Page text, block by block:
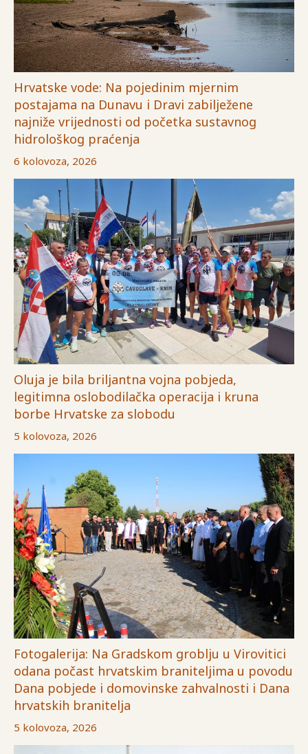
Hrvatske vode: Na pojedinim mjernim
postajama na Dunavu i Dravi zabilježene
najniže vrijednosti od početka sustavnog
hidrološkog praćenja
6 kolovoza, 2026
Oluja je bila briljantna vojna pobjeda,
legitimna oslobodilačka operacija i kruna
borbe Hrvatske za slobodu
5 kolovoza, 2026
Fotogalerija: Na Gradskom groblju u Virovitici
odana počast hrvatskim braniteljima u povodu
Dana pobjede i domovinske zahvalnosti i Dana
hrvatskih branitelja
5 kolovoza, 2026